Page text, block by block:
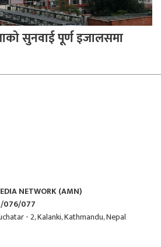
सुनवाई पूर्ण इजालसमा
NETWORK (AMN)
076/077
- 2, Kalanki, Kathmandu, Nepal